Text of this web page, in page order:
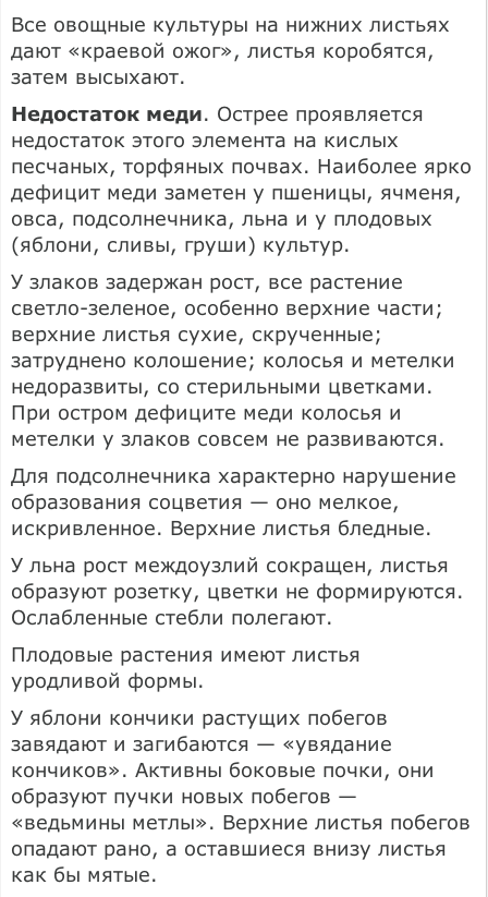
Все овощные культуры на нижних листьях
дают «краевой ожог», листья коробятся,
затем высыхают.
Недостаток меди. Острее проявляется
недостаток этого элемента на кислых
песчаных, торфяных почвах. Наиболее ярко
дефицит меди заметен у пшеницы, ячменя,
овса, подсолнечника, льна и у плодовых
(яблони, сливы, груши) культур.
У злаков задержан рост, все растение
светло-зеленое, особенно верхние части;
верхние листья сухие, скрученные;
затруднено колошение; колосья и метелки
недоразвиты, со стерильными цветками.
При остром дефиците меди колосья и
метелки у злаков совсем не развиваются.
Для подсолнечника характерно нарушение
образования соцветия — оно мелкое,
искривленное. Верхние листья бледные.
У льна рост междоузлий сокращен, листья
образуют розетку, цветки не формируются.
Ослабленные стебли полегают.
Плодовые растения имеют листья
уродливой формы.
У яблони кончики растущих побегов
завядают и загибаются — «увядание
кончиков». Активны боковые почки, они
образуют пучки новых побегов —
«ведьмины метлы». Верхние листья побегов
опадают рано, а оставшиеся внизу листья
как бы мятые.